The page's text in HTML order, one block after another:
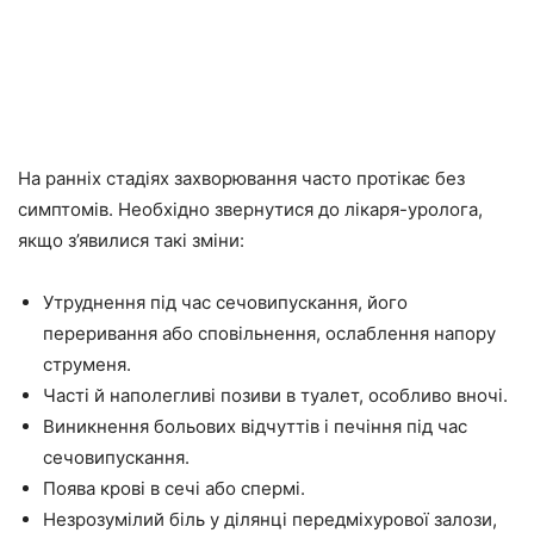
На ранніх стадіях захворювання часто протікає без
симптомів. Необхідно звернутися до лікаря-уролога,
якщо з’явилися такі зміни:
Утруднення під час сечовипускання, його
переривання або сповільнення, ослаблення напору
струменя.
Часті й наполегливі позиви в туалет, особливо вночі.
Виникнення больових відчуттів і печіння під час
сечовипускання.
Поява крові в сечі або спермі.
Незрозумілий біль у ділянці передміхурової залози,